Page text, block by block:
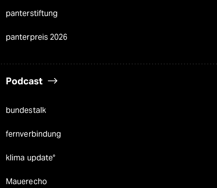
panterstiftung
panterpreis 2026
Podcast
bundestalk
fernverbindung
klima update°
Mauerecho